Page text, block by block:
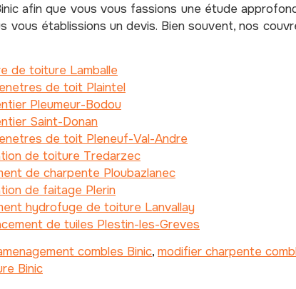
afin que vous vous fassions une étude
vous établissions un devis. Bien souvent, nos
de toiture Lamballe
de toit Plaintel
Pleumeur-Bodou
Saint-Donan
de toit Pleneuf-Val-Andre
de toiture Tredarzec
de charpente Ploubazlanec
de faitage Plerin
hydrofuge de toiture Lanvallay
de tuiles Plestin-les-Greves
combles Binic, modifier charpente
Binic